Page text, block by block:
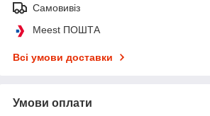
Самовивіз
Meest ПОШТА
Всі умови доставки
Умови оплати